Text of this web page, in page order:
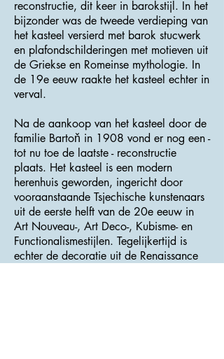
reconstructie, dit keer in barokstijl. In het
bijzonder was de tweede verdieping van
het kasteel versierd met barok stucwerk
en plafondschilderingen met motieven uit
de Griekse en Romeinse mythologie. In
de 19e eeuw raakte het kasteel echter in
verval.
Na de aankoop van het kasteel door de
familie Bartoň in 1908 vond er nog een -
tot nu toe de laatste - reconstructie
plaats. Het kasteel is een modern
herenhuis geworden, ingericht door
vooraanstaande Tsjechische kunstenaars
uit de eerste helft van de 20e eeuw in
Art Nouveau-, Art Deco-, Kubisme- en
Functionalismestijlen. Tegelijkertijd is
echter de decoratie uit de Renaissance